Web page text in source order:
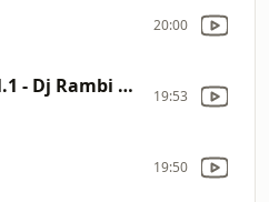
20:00
Kartel Mix Vol.1 - Dj Rambi The Mix Master 19:53
19:50